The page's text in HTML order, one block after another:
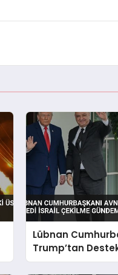
Lübnan
Trump’tan
Çekilme